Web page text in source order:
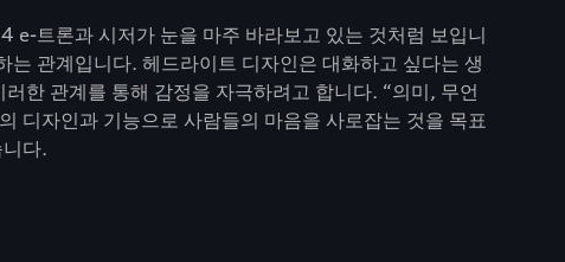
트론과 시저가 눈을 마주 바라보고 있는 것처럼 보입니
관계입니다. 헤드라이트 디자인은 대화하고 싶다는 생
한 관계를 통해 감정을 자극하려고 합니다. “의미, 무언
디자인과 기능으로 사람들의 마음을 사로잡는 것을 목표
다.